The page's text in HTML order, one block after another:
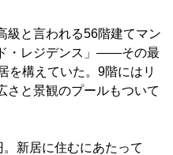
と言われる56階建てマン
・レジデンス」――その最
を構えていた。9階にはリ
さと景観のプールもついて
。新居に住むにあたって